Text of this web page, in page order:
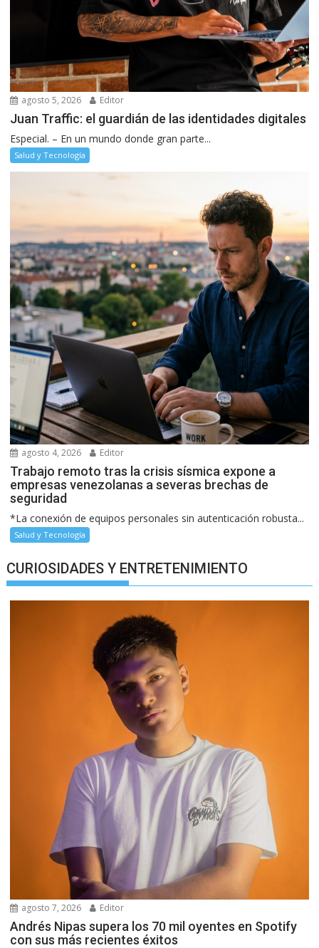
agosto 5, 2026 Editor
Juan Traffic: el guardián de las identidades digitales
Especial. – En un mundo donde gran parte...
Salud y Tecnología
agosto 4, 2026 Editor
Trabajo remoto tras la crisis sísmica expone a
empresas venezolanas a severas brechas de
seguridad
*La conexión de equipos personales sin autenticación robusta...
Salud y Tecnología
CURIOSIDADES Y ENTRETENIMIENTO
agosto 7, 2026 Editor
Andrés Nipas supera los 70 mil oyentes en Spotify
con sus más recientes éxitos